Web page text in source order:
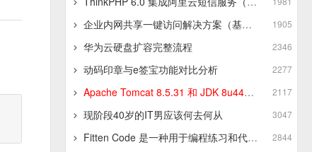
1905
企业内网共享一键访问解决方案（基于JSZip+LayUI）
2346
华为云硬盘扩容完整流程
2277
动码印章与e签宝功能对比分析
2117
Apache Tomcat 8.5.31 和 JDK 8u441 在 Linux 服务器 上的上传与安装步骤
3047
现阶段40岁的IT男应该何去何从
2844
Fitten Code 是一种用于编程练习和代码训练的平台